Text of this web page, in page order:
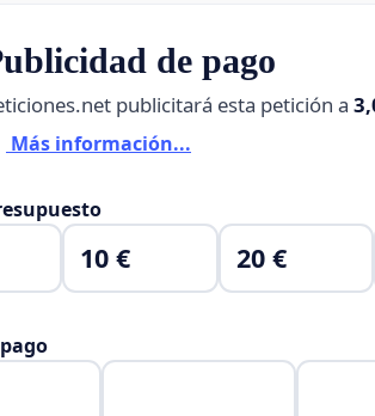
de pago
publicitará esta petición a
Más información...
10 € 20 €